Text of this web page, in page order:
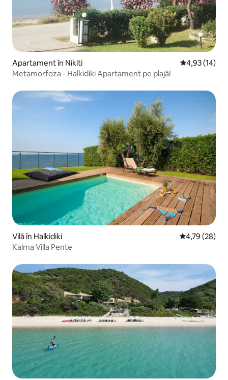
Apartament în Nikiti Scor mediu
4,93 (14)
Metamorfoza - Halkidiki Apartament pe plajă!
Vilă în Halkidiki Scor mediu
4,79 (28)
Kalma Villa Pente